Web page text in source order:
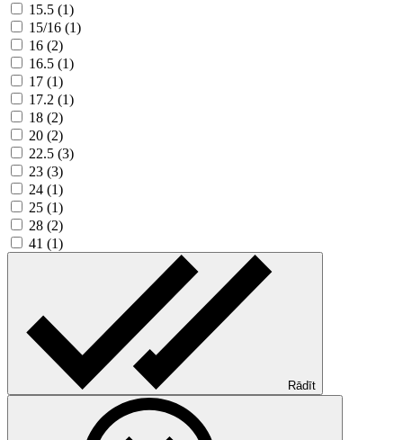
15.5 (1)
15/16 (1)
16 (2)
16.5 (1)
17 (1)
17.2 (1)
18 (2)
20 (2)
22.5 (3)
23 (3)
24 (1)
25 (1)
28 (2)
41 (1)
Rādīt